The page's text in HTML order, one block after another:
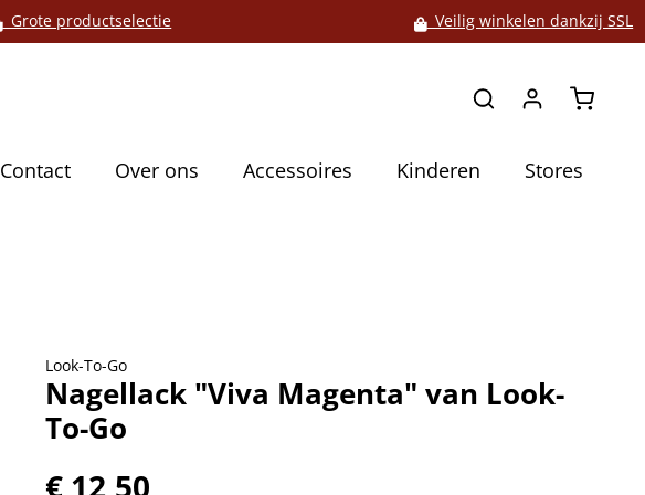
Grote productselectie Veilig winkelen dankzij SSL
Contact Over ons Accessoires Kinderen Stores
Look-To-Go
Nagellack "Viva Magenta" van Look-
To-Go
€ 12,50